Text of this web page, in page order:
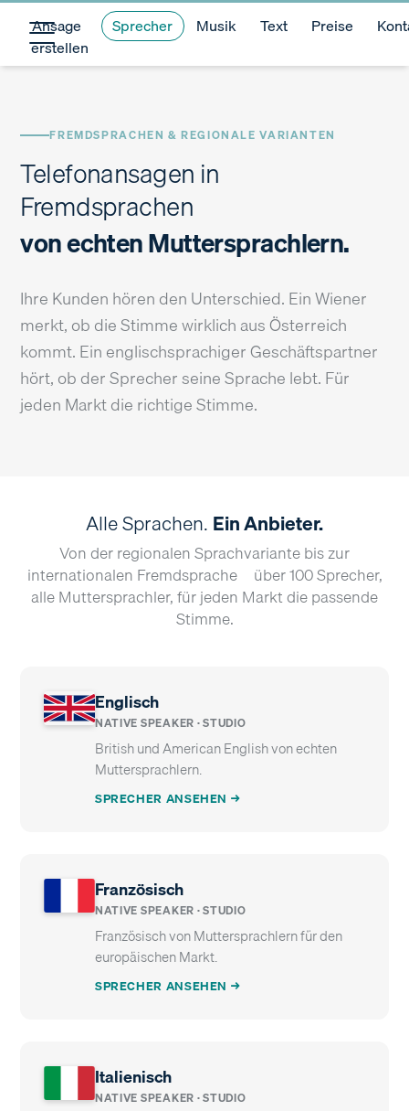
Ansage
erstellen
Sprecher Musik Text Preise
FREMDSPRACHEN & REGIONALE VARIANTEN
Telefonansagen in
Fremdsprachen
von echten Muttersprachlern.
Ihre Kunden hören den Unterschied. Ein Wiener
merkt, ob die Stimme wirklich aus Österreich
kommt. Ein englischsprachiger Geschäftspartner
hört, ob der Sprecher seine Sprache lebt. Für
jeden Markt die richtige Stimme.
Alle Sprachen. Ein Anbieter.
Von der regionalen Sprachvariante bis zur
internationalen Fremdsprache – über 100 Sprecher,
alle Muttersprachler, für jeden Markt die passende
Stimme.
Englisch
NATIVE SPEAKER · STUDIO
British und American English von echten
Muttersprachlern.
SPRECHER ANSEHEN →
Französisch
NATIVE SPEAKER · STUDIO
Französisch von Muttersprachlern für den
europäischen Markt.
SPRECHER ANSEHEN →
Italienisch
NATIVE SPEAKER · STUDIO